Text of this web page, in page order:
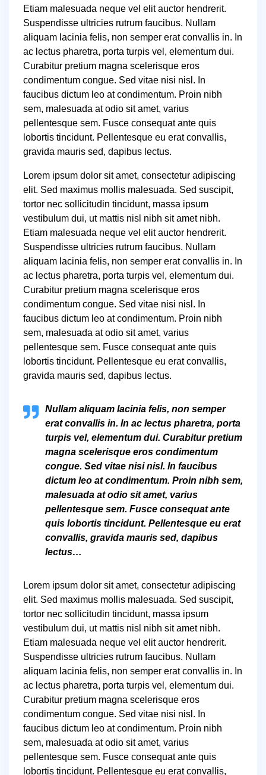
Etiam malesuada neque vel elit auctor hendrerit.
Suspendisse ultricies rutrum faucibus. Nullam
aliquam lacinia felis, non semper erat convallis in. In
ac lectus pharetra, porta turpis vel, elementum dui.
Curabitur pretium magna scelerisque eros
condimentum congue. Sed vitae nisi nisl. In
faucibus dictum leo at condimentum. Proin nibh
sem, malesuada at odio sit amet, varius
pellentesque sem. Fusce consequat ante quis
lobortis tincidunt. Pellentesque eu erat convallis,
gravida mauris sed, dapibus lectus.
Lorem ipsum dolor sit amet, consectetur adipiscing
elit. Sed maximus mollis malesuada. Sed suscipit,
tortor nec sollicitudin tincidunt, massa ipsum
vestibulum dui, ut mattis nisl nibh sit amet nibh.
Etiam malesuada neque vel elit auctor hendrerit.
Suspendisse ultricies rutrum faucibus. Nullam
aliquam lacinia felis, non semper erat convallis in. In
ac lectus pharetra, porta turpis vel, elementum dui.
Curabitur pretium magna scelerisque eros
condimentum congue. Sed vitae nisi nisl. In
faucibus dictum leo at condimentum. Proin nibh
sem, malesuada at odio sit amet, varius
pellentesque sem. Fusce consequat ante quis
lobortis tincidunt. Pellentesque eu erat convallis,
gravida mauris sed, dapibus lectus.
Nullam aliquam lacinia felis, non semper
erat convallis in. In ac lectus pharetra, porta
turpis vel, elementum dui. Curabitur pretium
magna scelerisque eros condimentum
congue. Sed vitae nisi nisl. In faucibus
dictum leo at condimentum. Proin nibh sem,
malesuada at odio sit amet, varius
pellentesque sem. Fusce consequat ante
quis lobortis tincidunt. Pellentesque eu erat
convallis, gravida mauris sed, dapibus
lectus…
Lorem ipsum dolor sit amet, consectetur adipiscing
elit. Sed maximus mollis malesuada. Sed suscipit,
tortor nec sollicitudin tincidunt, massa ipsum
vestibulum dui, ut mattis nisl nibh sit amet nibh.
Etiam malesuada neque vel elit auctor hendrerit.
Suspendisse ultricies rutrum faucibus. Nullam
aliquam lacinia felis, non semper erat convallis in. In
ac lectus pharetra, porta turpis vel, elementum dui.
Curabitur pretium magna scelerisque eros
condimentum congue. Sed vitae nisi nisl. In
faucibus dictum leo at condimentum. Proin nibh
sem, malesuada at odio sit amet, varius
pellentesque sem. Fusce consequat ante quis
lobortis tincidunt. Pellentesque eu erat convallis,